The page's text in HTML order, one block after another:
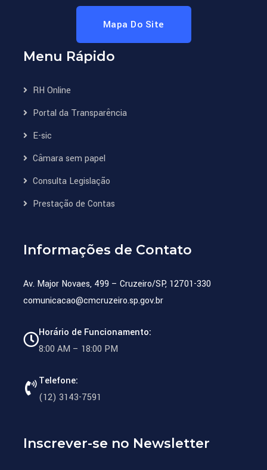
Mapa Do Site
Menu Rápido
RH Online
Portal da Transparência
E-sic
Câmara sem papel
Consulta Legislação
Prestação de Contas
Informações de Contato
Av. Major Novaes, 499 – Cruzeiro/SP, 12701-330
comunicacao@cmcruzeiro.sp.gov.br
Horário de Funcionamento:
8:00 AM – 18:00 PM
Telefone:
(12) 3143-7591
Inscrever-se no Newsletter